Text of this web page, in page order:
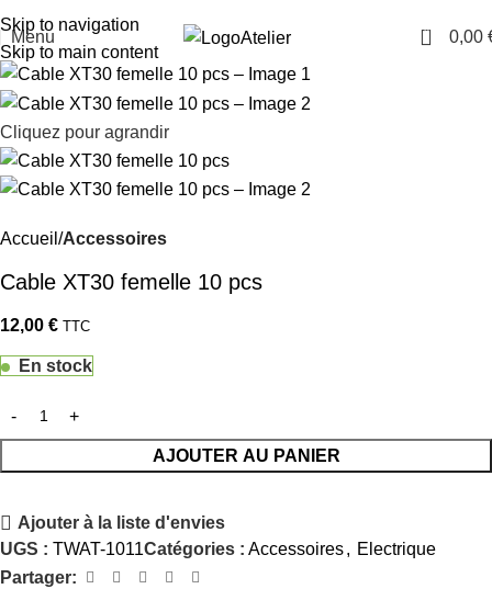
Skip to navigation
Skip to main content
Menu Atelier 0 0,00
Cliquez pour agrandir
Accueil Accessoires
Cable XT30 femelle 10 pcs
12,00 € TTC
En stock
AJOUTER AU PANIER
Ajouter à la liste d'envies
UGS : TWAT-1011Catégories : Accessoires, Electrique
Partager: